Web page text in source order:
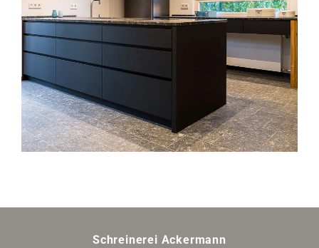
Schreinerei Ackermann